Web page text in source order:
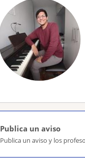
Publica un aviso
Publica un aviso y los